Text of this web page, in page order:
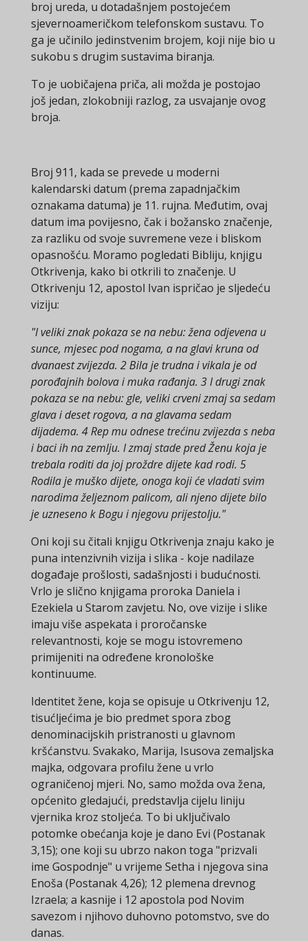
broj ureda, u dotadašnjem postojećem
sjevernoameričkom telefonskom sustavu. To
ga je učinilo jedinstvenim brojem, koji nije bio u
sukobu s drugim sustavima biranja.
To je uobičajena priča, ali možda je postojao
još jedan, zlokobniji razlog, za usvajanje ovog
broja.
Broj 911, kada se prevede u moderni
kalendarski datum (prema zapadnjačkim
oznakama datuma) je 11. rujna. Međutim, ovaj
datum ima povijesno, čak i božansko značenje,
za razliku od svoje suvremene veze i bliskom
opasnošću. Moramo pogledati Bibliju, knjigu
Otkrivenja, kako bi otkrili to značenje. U
Otkrivenju 12, apostol Ivan ispričao je sljedeću
viziju:
"I veliki znak pokaza se na nebu: žena odjevena u
sunce, mjesec pod nogama, a na glavi kruna od
dvanaest zvijezda. 2 Bila je trudna i vikala je od
porođajnih bolova i muka rađanja. 3 I drugi znak
pokaza se na nebu: gle, veliki crveni zmaj sa sedam
glava i deset rogova, a na glavama sedam
dijadema. 4 Rep mu odnese trećinu zvijezda s neba
i baci ih na zemlju. I zmaj stade pred Ženu koja je
trebala roditi da joj proždre dijete kad rodi. 5
Rodila je muško dijete, onoga koji će vladati svim
narodima željeznom palicom, ali njeno dijete bilo
je uzneseno k Bogu i njegovu prijestolju."
Oni koji su čitali knjigu Otkrivenja znaju kako je
puna intenzivnih vizija i slika - koje nadilaze
događaje prošlosti, sadašnjosti i budućnosti.
Vrlo je slično knjigama proroka Daniela i
Ezekiela u Starom zavjetu. No, ove vizije i slike
imaju više aspekata i proročanske
relevantnosti, koje se mogu istovremeno
primijeniti na određene kronološke
kontinuume.
Identitet žene, koja se opisuje u Otkrivenju 12,
tisućljećima je bio predmet spora zbog
denominacijskih pristranosti u glavnom
kršćanstvu. Svakako, Marija, Isusova zemaljska
majka, odgovara profilu žene u vrlo
ograničenoj mjeri. No, samo možda ova žena,
općenito gledajući, predstavlja cijelu liniju
vjernika kroz stoljeća. To bi uključivalo
potomke obećanja koje je dano Evi (Postanak
3,15); one koji su ubrzo nakon toga "prizvali
ime Gospodnje" u vrijeme Setha i njegova sina
Enoša (Postanak 4,26); 12 plemena drevnog
Izraela; a kasnije i 12 apostola pod Novim
savezom i njihovo duhovno potomstvo, sve do
danas.